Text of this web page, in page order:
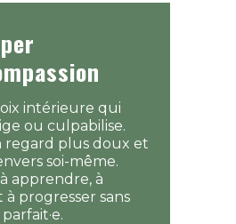
intérieure qui
ou culpabilise.
regard plus doux et
soi-même.
apprendre, à
progresser sans